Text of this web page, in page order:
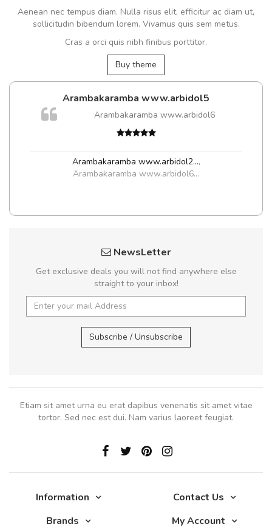
Aenean nec tempus diam. Nulla risus elit, efficitur ac diam ut,
sollicitudin bibendum lorem. Vivamus quis sem metus.
Cras a orci quis nibh finibus porttitor.
Buy theme
Arambakaramba www.arbidol5
Arambakaramba www.arbidol6
Arambakaramba www.arbidol2...,
Arambakaramba www.arbidol6...
NewsLetter
Get exclusive deals you will not find anywhere else
straight to your inbox!
Subscribe / Unsubscribe
Etiam sit amet urna eu erat dapibus venenatis sit amet vitae
tortor. Sed nec est dui. Nam varius laoreet feugiat.
Information
Contact Us
Brands
My Account